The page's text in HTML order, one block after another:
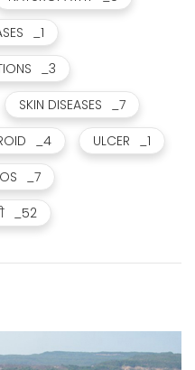
_1
_3
SKIN DISEASES
_7
_4 ULCER
_1
_7
_52